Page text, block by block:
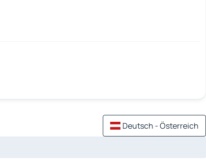
Deutsch - Österreich